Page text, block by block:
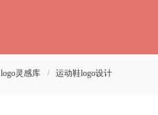
logo灵感库 运动鞋logo设计